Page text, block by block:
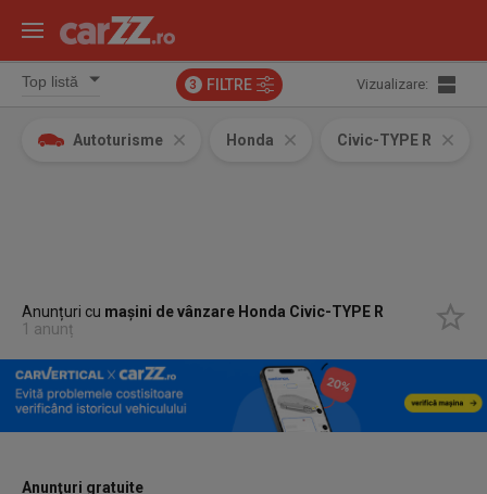
3 FILTRE Vizualizare:
Autoturisme Honda Civic-TYPE R
Anunțuri cu mașini de vânzare Honda Civic-TYPE R
1 anunț
Anunţuri gratuite